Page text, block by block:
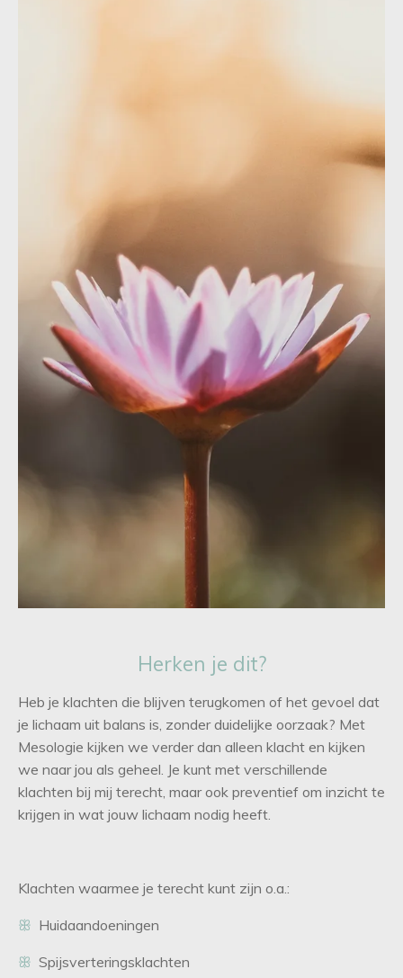
Herken je dit?
Heb je klachten die blijven terugkomen of het gevoel dat
je lichaam uit balans is, zonder duidelijke oorzaak? Met
Mesologie kijken we verder dan alleen klacht en kijken
we naar jou als geheel. Je kunt met verschillende
klachten bij mij terecht, maar ook preventief om inzicht te
krijgen in wat jouw lichaam nodig heeft.
Klachten waarmee je terecht kunt zijn o.a.:
ꕥ Huidaandoeningen
ꕥ Spijsverteringsklachten